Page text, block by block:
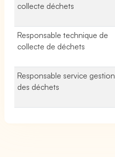
collecte déchets
Responsable technique de
collecte de déchets
Responsable service gestion
des déchets